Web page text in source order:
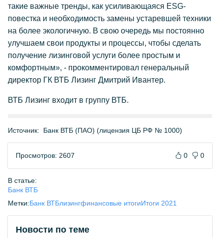
такие важные тренды, как усиливающаяся ESG-
повестка и необходимость замены устаревшей техники
на более экологичную. В свою очередь мы постоянно
улучшаем свои продукты и процессы, чтобы сделать
получение лизинговой услуги более простым и
комфортным», - прокомментировал генеральный
директор ГК ВТБ Лизинг Дмитрий Ивантер.
ВТБ Лизинг входит в группу ВТБ.
Источник: Банк ВТБ (ПАО) (лицензия ЦБ РФ № 1000)
Просмотров: 2607 0 0
В статье:
Банк ВТБ
Метки:Банк ВТБлизингфинансовые итогиИтоги 2021
Новости по теме